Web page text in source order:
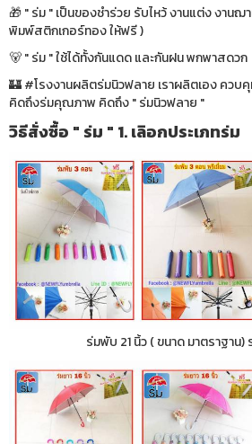
🎁 " ร่ม " เป็นของชำร่วย รับไหว้ งานแต่ง งาน
พิมพ์สติกเกอร์ทอง ให้ฟรี )
🐻 " ร่ม " ใช้ได้ทั้งกันแดด และกันฝน พกพาสดวก
🏰 #โรงงานผลิตร่มนิวฟลาย เราผลิตเอง ควบ
คิดถึงร่มคุณภาพ คิดถึง " ร่มนิวฟลาย "
วิธีสั่งซื้อ " ร่ม " 1. เลิอกประเภทร่ม
ร่มพับ 21 นิ้ว ( ขนาด มาตราฐาน)